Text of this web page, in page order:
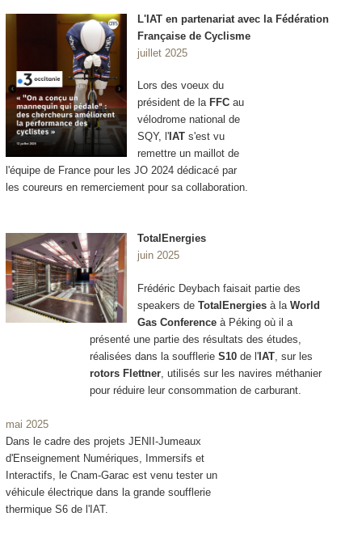
L'IAT en partenariat avec la Fédération
Française de Cyclisme
juillet 2025
Lors des voeux du
président de laFFCau
vélodrome national de
SQY, l'IATs'est vu
remettre un maillot de
l'équipe de France pour les JO 2024 dédicacé par
les coureurs en remerciement pour sa collaboration.
TotalEnergies
juin 2025
Frédéric Deybach faisait partie des
speakers de TotalEnergiesà la World
Gas Conferenceà Péking où il a
présenté une partie des résultats des études,
réalisées dans la soufflerie S10de l'IAT, sur les
rotors Flettner, utilisés sur les navires méthanier
pour réduire leur consommation de carburant.
mai 2025
Dans le cadre des projets JENII-Jumeaux
d'Enseignement Numériques, Immersifs et
Interactifs, le Cnam-Garac est venu tester un
véhicule électrique dans la grande soufflerie
thermique S6 de l'IAT.